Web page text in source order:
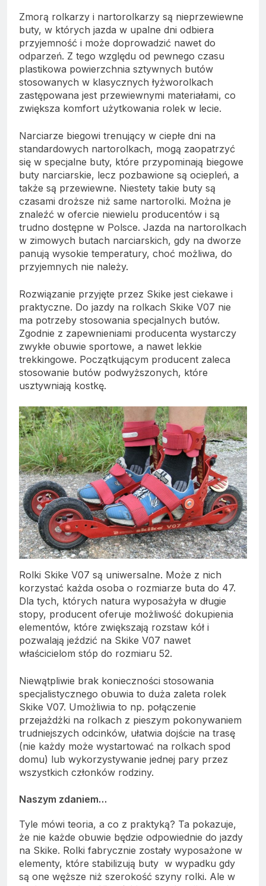
Zmorą rolkarzy i nartorolkarzy są nieprzewiewne
buty, w których jazda w upalne dni odbiera
przyjemność i może doprowadzić nawet do
odparzeń. Z tego względu od pewnego czasu
plastikowa powierzchnia sztywnych butów
stosowanych w klasycznych łyżworolkach
zastępowana jest przewiewnymi materiałami, co
zwiększa komfort użytkowania rolek w lecie.
Narciarze biegowi trenujący w ciepłe dni na
standardowych nartorolkach, mogą zaopatrzyć
się w specjalne buty, które przypominają biegowe
buty narciarskie, lecz pozbawione są ociepleń, a
także są przewiewne. Niestety takie buty są
czasami droższe niż same nartorolki. Można je
znaleźć w ofercie niewielu producentów i są
trudno dostępne w Polsce. Jazda na nartorolkach
w zimowych butach narciarskich, gdy na dworze
panują wysokie temperatury, choć możliwa, do
przyjemnych nie należy.
Rozwiązanie przyjęte przez Skike jest ciekawe i
praktyczne. Do jazdy na rolkach Skike V07 nie
ma potrzeby stosowania specjalnych butów.
Zgodnie z zapewnieniami producenta wystarczy
zwykłe obuwie sportowe, a nawet lekkie
trekkingowe. Początkującym producent zaleca
stosowanie butów podwyższonych, które
usztywniają kostkę.
Rolki Skike V07 są uniwersalne. Może z nich
korzystać każda osoba o rozmiarze buta do 47.
Dla tych, których natura wyposażyła w długie
stopy, producent oferuje możliwość dokupienia
elementów, które zwiększają rozstaw kół i
pozwalają jeździć na Skike V07 nawet
właścicielom stóp do rozmiaru 52.
Niewątpliwie brak konieczności stosowania
specjalistycznego obuwia to duża zaleta rolek
Skike V07. Umożliwia to np. połączenie
przejażdżki na rolkach z pieszym pokonywaniem
trudniejszych odcinków, ułatwia dojście na trasę
(nie każdy może wystartować na rolkach spod
domu) lub wykorzystywanie jednej pary przez
wszystkich członków rodziny.
Naszym zdaniem…
Tyle mówi teoria, a co z praktyką? Ta pokazuje,
że nie każde obuwie będzie odpowiednie do jazdy
na Skike. Rolki fabrycznie zostały wyposażone w
elementy, które stabilizują buty w wypadku gdy
są one węższe niż szerokość szyny rolki. Ale w